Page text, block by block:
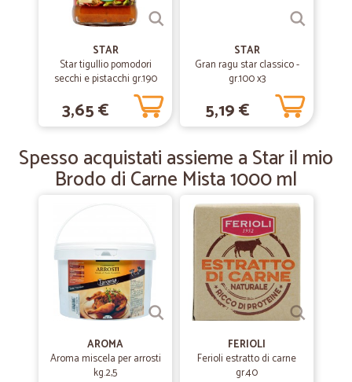
26/07/2019
—Scalia F.
perfetto bravi
07/12/2018
Massimo V.
Velocissimi nella consegna
STAR
Star tigullio pomodori
secchi e pistacchi gr.190
3,65 €
STAR
Gran ragu star classico -
gr.100 x3
5,19 €
Spesso acquistati assieme a Star il mio
Brodo di Carne Mista 1000 ml
AROMA
Aroma miscela per arrosti
kg.2,5
FERIOLI
Ferioli estratto di carne
gr.40